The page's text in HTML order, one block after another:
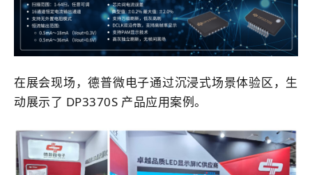
在展会现场，德普微电子通过沉浸式场景体验区，生
动展示了 DP3370S 产品应用案例。